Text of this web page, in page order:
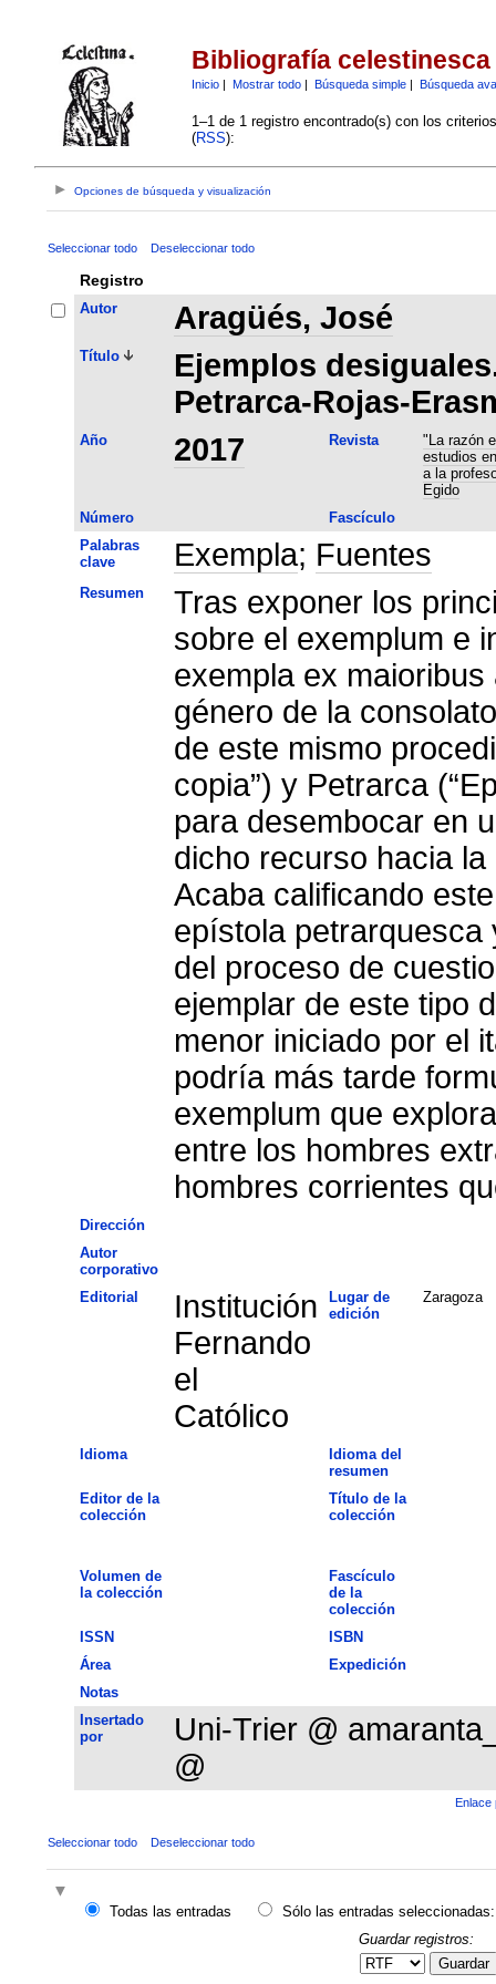
Bibliografía celestinesca
Inicio| Mostrar todo| Búsqueda simple| Búsqueda
1–1 de 1 registro encontrado(s) con los
(RSS):
Opciones de búsqueda y visualización
Seleccionar todo Deseleccionar todo
Registro
Autor Aragüés, José
Título
Ejemplos
Petrarca-Rojas-
Año 2017 Revista
"La razón
estudios
a la
Egido
Número
Fascículo
Palabras
clave
Exempla; Fuentes
Resumen
Tras exponer los
sobre el exemplum e
exempla ex
género de la
de este mismo
copia”) y Petrarca
para desembocar en
dicho recurso hacia
Acaba calificando
epístola petrarquesca
del proceso de
ejemplar de este tipo
menor iniciado por el
podría más tarde
exemplum que
entre los hombres
hombres corrientes
Dirección
Autor
corporativo
Editorial
Institución
Fernando
el
Católico
Lugar de
edición
Zaragoza
Idioma
Idioma del
resumen
Editor de la
colección
Título de la
colección
Volumen de
la colección
Fascículo
de la
colección
ISSN
ISBN
Área
Expedición
Notas
Insertado
por
Uni-Trier @
@
Enlace
Seleccionar todo Deseleccionar todo
Todas las entradas
Sólo las entradas seleccionadas:
Guardar registros:
Guardar